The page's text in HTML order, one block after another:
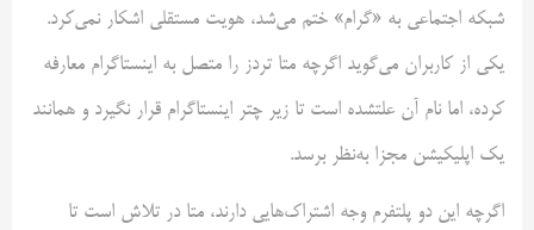
شبکه اجتماعی به «گرام» ختم می‌شد، هویت مستقلی اشکار نمی‌کرد.
یکی از کاربران می‌گوید اگرچه متا تردز را متصل به اینستاگرام معارفه
کرده، اما نام آن علتشده است تا زیر چتر اینستاگرام قرار نگیرد و همانند
یک اپلیکیشن مجزا به‌نظر برسد.
اگرچه این دو پلتفرم وجه اشتراک‌هایی دارند، متا در تلاش است تا